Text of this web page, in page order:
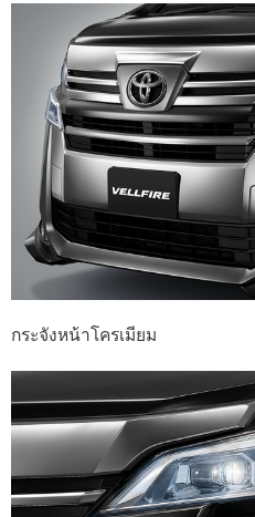
กระจังหน้าโครเมียม